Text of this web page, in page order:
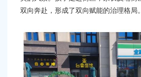
双向奔赴，形成了双向赋能的治理格局。